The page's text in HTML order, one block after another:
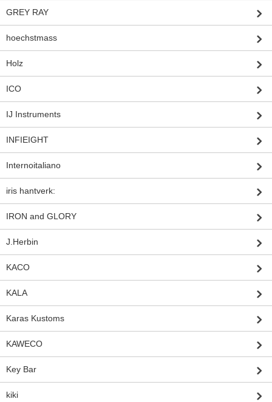
GREY RAY
hoechstmass
Holz
ICO
IJ Instruments
INFIEIGHT
Internoitaliano
iris hantverk:
IRON and GLORY
J.Herbin
KACO
KALA
Karas Kustoms
KAWECO
Key Bar
kiki